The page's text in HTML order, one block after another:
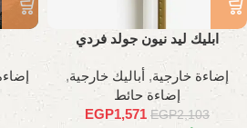
ابليك ليد نيون جولد فردي
إضاءة خارجية, أباليك خارجية,
إضاءة حائط
EGP2,103
EGP1,571